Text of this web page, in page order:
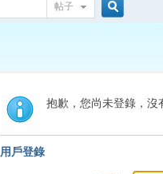
帖子
索
抱歉，您尚未登錄，沒
用戶登錄